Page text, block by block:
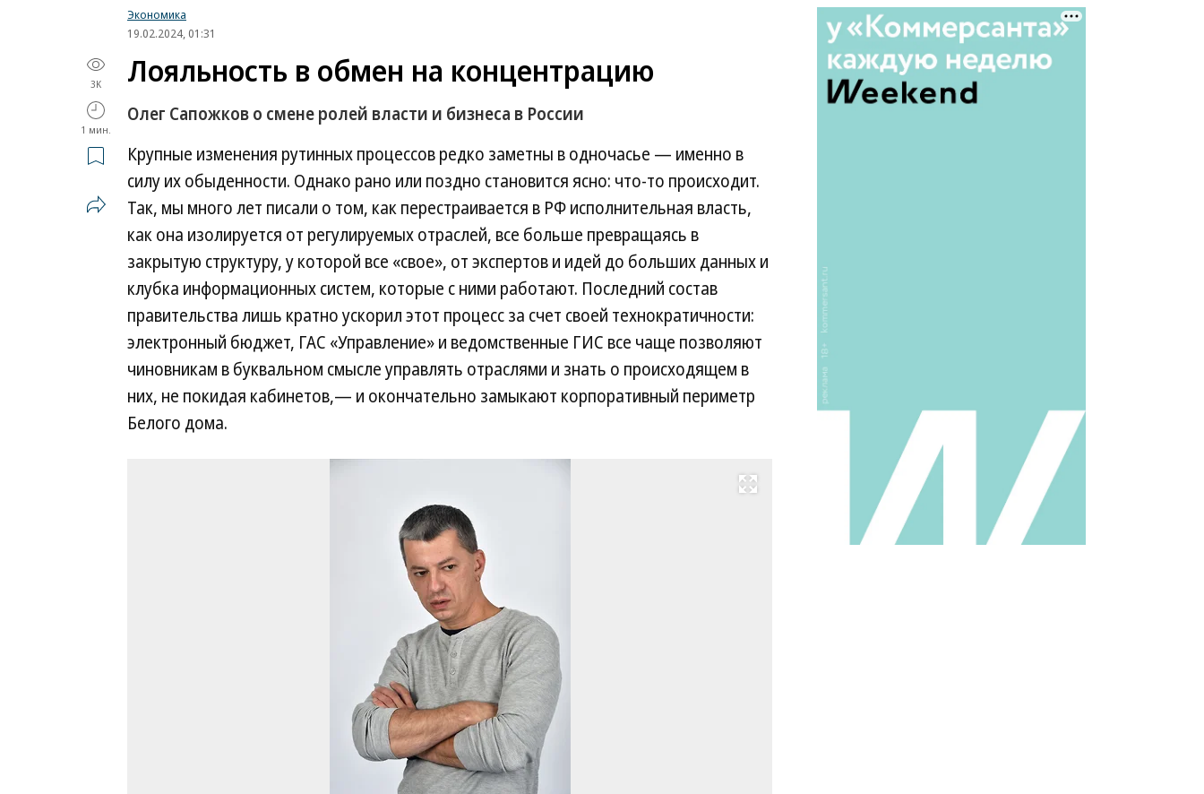
Экономика
19.02.2024, 01:31
3K
1 мин.
Лояльность в обмен на концентрацию
Олег Сапожков о смене ролей власти и бизнеса в России
Крупные изменения рутинных процессов редко заметны в одночасье — именно в
силу их обыденности. Однако рано или поздно становится ясно: что-то происходит.
Так, мы много лет писали о том, как перестраивается в РФ исполнительная власть,
как она изолируется от регулируемых отраслей, все больше превращаясь в
закрытую структуру, у которой все «свое», от экспертов и идей до больших данных и
клубка информационных систем, которые с ними работают. Последний состав
правительства лишь кратно ускорил этот процесс за счет своей технократичности:
электронный бюджет, ГАС «Управление» и ведомственные ГИС все чаще позволяют
чиновникам в буквальном смысле управлять отраслями и знать о происходящем в
них, не покидая кабинетов,— и окончательно замыкают корпоративный периметр
Белого дома.
Развернуть на весь экран